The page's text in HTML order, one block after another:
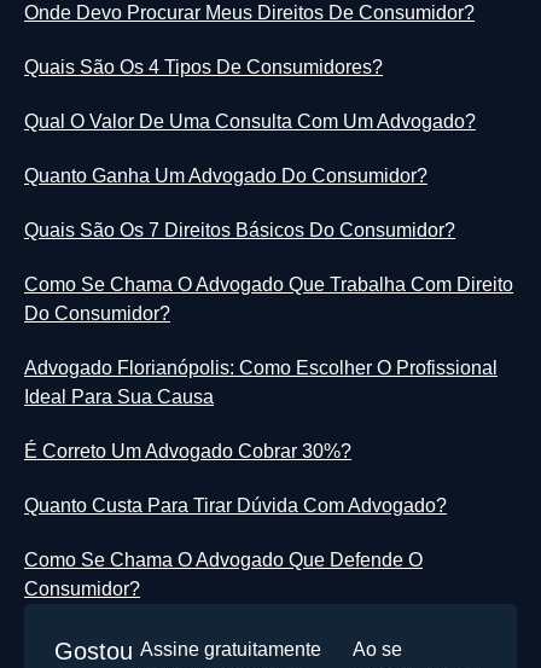
Onde Devo Procurar Meus Direitos De Consumidor?
Quais São Os 4 Tipos De Consumidores?
Qual O Valor De Uma Consulta Com Um Advogado?
Quanto Ganha Um Advogado Do Consumidor?
Quais São Os 7 Direitos Básicos Do Consumidor?
Como Se Chama O Advogado Que Trabalha Com Direito
Do Consumidor?
Advogado Florianópolis: Como Escolher O Profissional
Ideal Para Sua Causa
É Correto Um Advogado Cobrar 30%?
Quanto Custa Para Tirar Dúvida Com Advogado?
Como Se Chama O Advogado Que Defende O
Consumidor?
Gostou Assine gratuitamente
Ao se